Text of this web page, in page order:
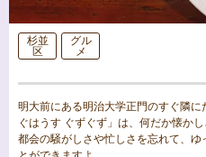
杉並
区
グル
メ
明大前にある明治大学正門のすぐ隣
ぐはうす ぐずぐず」は、何だか懐かし
都会の騒がしさや忙しさを忘れて、